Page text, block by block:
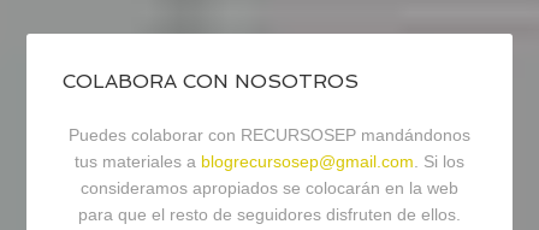
COLABORA CON NOSOTROS
Puedes colaborar con RECURSOSEP mandándonos
tus materiales a blogrecursosep@gmail.com. Si los
consideramos apropiados se colocarán en la web
para que el resto de seguidores disfruten de ellos.